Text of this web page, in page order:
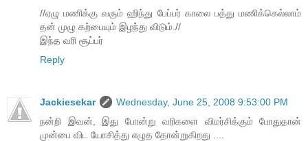
//ஏழு மணிக்கு வரும் ஹிந்து பேப்பர் காலை பத்து மணிக்கெல்லாம்
தன் முழு கற்பையும் இழந்து விடும்.//
இந்த வரி சூப்பர்
Reply
Jackiesekar
Wednesday, June 25, 2008 9:53:00 PM
நன்றி இவன், இது போன்று வரிகளை விமர்சிக்கும் போதுதான்
முன்பை விட யோசித்து எழுத தோன்றுகிறது ....